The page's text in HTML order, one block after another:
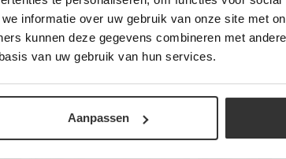
informatie over uw gebruik van onze site met
kunnen deze gegevens combineren met
van uw gebruik van hun services.
Aanpassen
ACCEPTEREN ALLES AFWIJZEN